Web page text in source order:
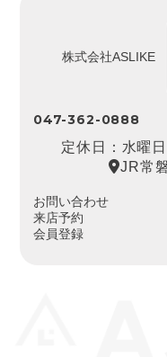
株式会社ASLIKE
047-362-0888
定休日：水曜
JR常
お問い合わせ
来店予約
会員登録